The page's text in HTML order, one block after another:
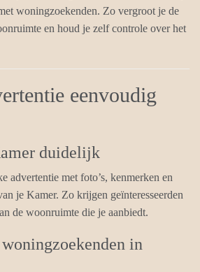
woningzoekenden. Zo vergroot je de
en houd je zelf controle over het
eenvoudig
duidelijk
advertentie met foto’s, kenmerken en
je Kamer. Zo krijgen geïnteresseerden
de woonruimte die je aanbiedt.
in